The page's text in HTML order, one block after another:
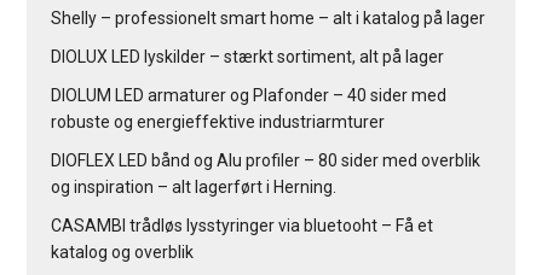
Shelly – professionelt smart home – alt i katalog på lager
DIOLUX LED lyskilder – stærkt sortiment, alt på lager
DIOLUM LED armaturer og Plafonder – 40 sider med
robuste og energieffektive industriarmturer
DIOFLEX LED bånd og Alu profiler – 80 sider med overblik
og inspiration – alt lagerført i Herning.
CASAMBI trådløs lysstyringer via bluetooht – Få et
katalog og overblik